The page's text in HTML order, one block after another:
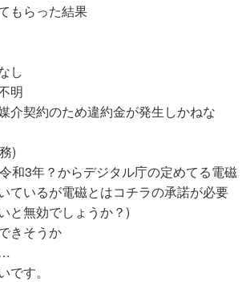
もらった結果
し
明
介契約のため違約金が発生しかねな
)
和3年？からデジタル庁の定めてる電磁
ているが電磁とはコチラの承諾が必要
と無効でしょうか？)
きそうか
です。